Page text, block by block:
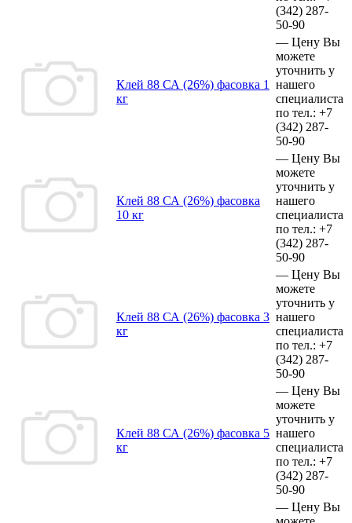
(342) 287-
50-90
Клей 88 СА (26%) фасовка 1
кг
— Цену Вы
можете
уточнить у
нашего
специалиста
по тел.: +7
(342) 287-
50-90
Клей 88 СА (26%) фасовка
10 кг
— Цену Вы
можете
уточнить у
нашего
специалиста
по тел.: +7
(342) 287-
50-90
Клей 88 СА (26%) фасовка 3
кг
— Цену Вы
можете
уточнить у
нашего
специалиста
по тел.: +7
(342) 287-
50-90
Клей 88 СА (26%) фасовка 5
кг
— Цену Вы
можете
уточнить у
нашего
специалиста
по тел.: +7
(342) 287-
50-90
— Цену Вы